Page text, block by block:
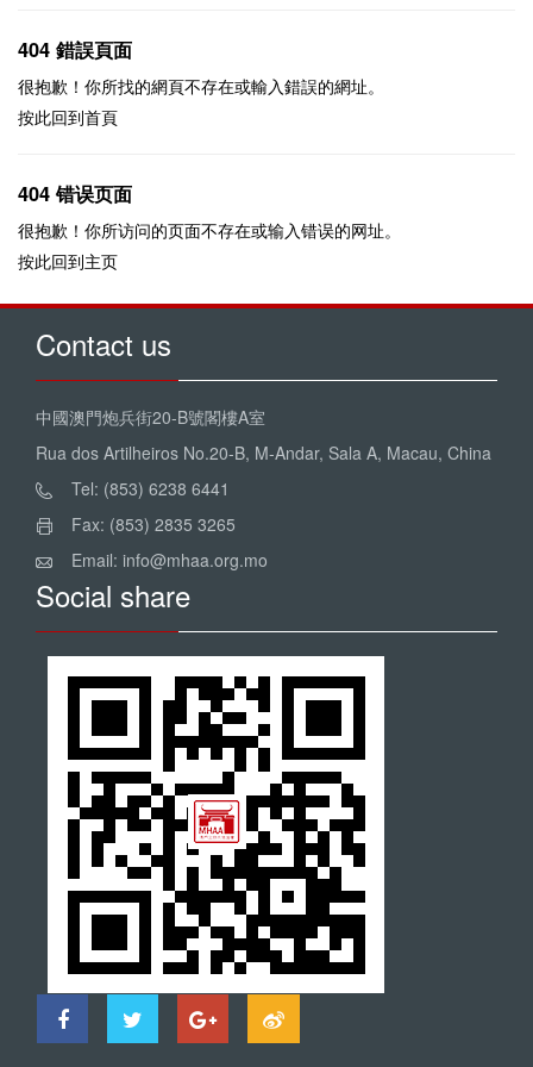
404 錯誤頁面
很抱歉！你所找的網頁不存在或輸入錯誤的網址。
按此回到首頁
404 错误页面
很抱歉！你所访问的页面不存在或输入错误的网址。
按此回到主页
Contact us
中國澳門炮兵街20-B號閣樓A室
Rua dos Artilheiros No.20-B, M-Andar, Sala A, Macau, China
Tel: (853) 6238 6441
Fax: (853) 2835 3265
Email: info@mhaa.org.mo
Social share